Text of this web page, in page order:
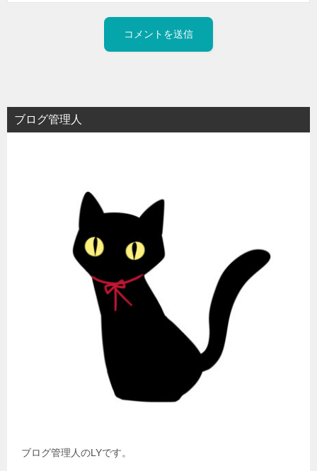
ブログ管理人
ブログ管理人のLYです。